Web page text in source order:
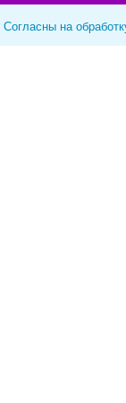
Согласны на